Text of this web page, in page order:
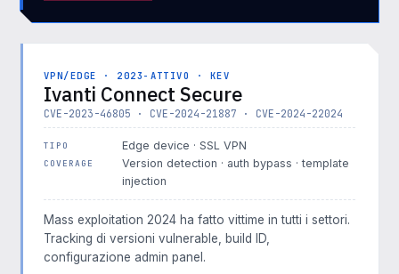
VPN/EDGE · 2023-ATTIVO · KEV
Ivanti Connect Secure
CVE-2023-46805 · CVE-2024-21887 · CVE-2024-22024
TIPO Edge device · SSL VPN
COVERAGE
Version detection · auth bypass · template
injection
Mass exploitation 2024 ha fatto vittime in tutti i settori.
Tracking di versioni vulnerable, build ID,
configurazione admin panel.